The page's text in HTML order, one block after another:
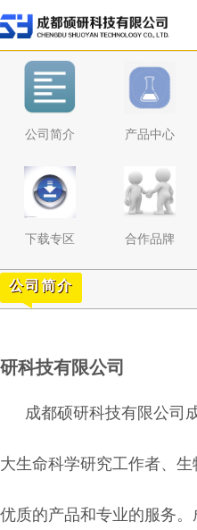
公司简介 产品中心
下载专区 合作品牌
公司简介
研科技有限公司
成都硕研科技有限公司
大生命科学研究工作者、
优质的产品和专业的服务